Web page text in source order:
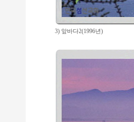
3) 앞바다2(1996년)